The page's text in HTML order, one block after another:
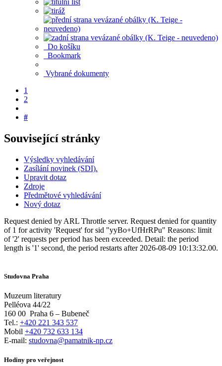
Do košíku
Bookmark
Vybrané dokumenty
1
2
#
Související stránky
Výsledky vyhledávání
Zasílání novinek (SDI).
Upravit dotaz
Zdroje
Předmětové vyhledávání
Nový dotaz
Request denied by ARL Throttle server. Request denied for quantity
of 1 for activity 'Request' for sid "yyBo+UfHrRPu" Reasons: limit
of '2' requests per period has been exceeded. Detail: the period
length is '1' second, the period restarts after 2026-08-09 10:13:32.00.
Studovna Praha
Muzeum literatury
Pelléova 44/22
160 00 Praha 6 – Bubeneč
Tel.: +420 221 343 537
Mobil +420 732 633 134
E-mail: studovna@pamatnik-np.cz
Hodiny pro veřejnost